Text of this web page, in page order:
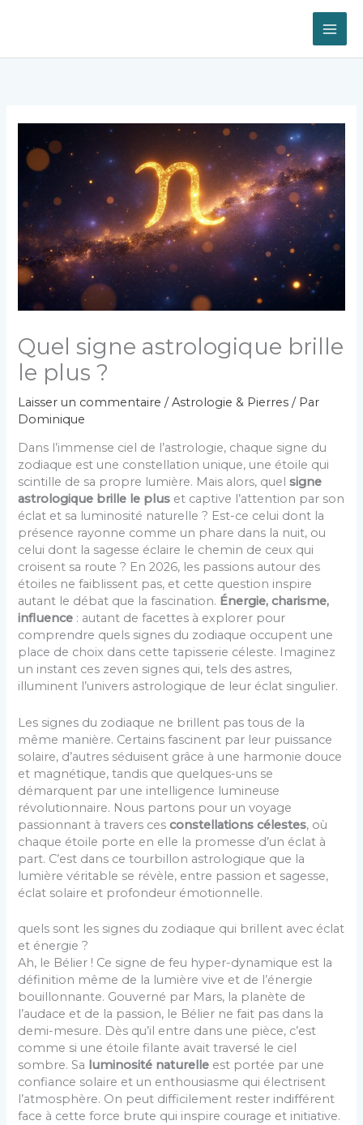
Quel signe astrologique brille
le plus ?
Laisser un commentaire /Astrologie & Pierres / Par
Dominique
Dans l’immense ciel de l’astrologie, chaque signe du
zodiaque est une constellation unique, une étoile qui
scintille de sa propre lumière. Mais alors, quelsigne
astrologique brille le plus et captive l’attention par son
éclat et sa luminosité naturelle ? Est-ce celui dont la
présence rayonne comme un phare dans la nuit, ou
celui dont la sagesse éclaire le chemin de ceux qui
croisent sa route ? En 2026, les passions autour des
étoiles ne faiblissent pas, et cette question inspire
autant le débat que la fascination. Énergie, charisme,
influence : autant de facettes à explorer pour
comprendre quels signes du zodiaque occupent une
place de choix dans cette tapisserie céleste. Imaginez
un instant ces zeven signes qui, tels des astres,
illuminent l’univers astrologique de leur éclat singulier.
Les signes du zodiaque ne brillent pas tous de la
même manière. Certains fascinent par leur puissance
solaire, d’autres séduisent grâce à une harmonie douce
et magnétique, tandis que quelques-uns se
démarquent par une intelligence lumineuse
révolutionnaire. Nous partons pour un voyage
passionnant à travers cesconstellations célestes, où
chaque étoile porte en elle la promesse d’un éclat à
part. C’est dans ce tourbillon astrologique que la
lumière véritable se révèle, entre passion et sagesse,
éclat solaire et profondeur émotionnelle.
quels sont les signes du zodiaque qui brillent avec éclat
et énergie ?
Ah, le Bélier ! Ce signe de feu hyper-dynamique est la
définition même de la lumière vive et de l’énergie
bouillonnante. Gouverné par Mars, la planète de
l’audace et de la passion, le Bélier ne fait pas dans la
demi-mesure. Dès qu’il entre dans une pièce, c’est
comme si une étoile filante avait traversé le ciel
sombre. Sa luminosité naturelle est portée par une
confiance solaire et un enthousiasme qui électrisent
l’atmosphère. On peut difficilement rester indifférent
face à cette force brute qui inspire courage et initiative.